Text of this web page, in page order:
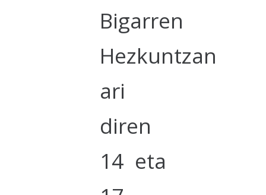
Bigarren
Hezkuntzan
ari
diren
14 eta